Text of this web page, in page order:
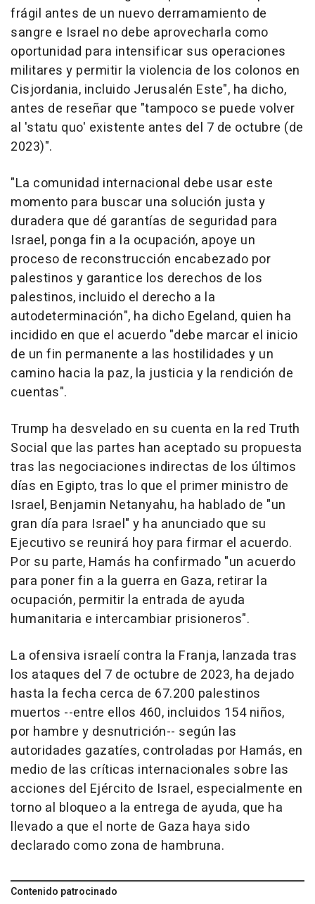
frágil antes de un nuevo derramamiento de
sangre e Israel no debe aprovecharla como
oportunidad para intensificar sus operaciones
militares y permitir la violencia de los colonos en
Cisjordania, incluido Jerusalén Este", ha dicho,
antes de reseñar que "tampoco se puede volver
al 'statu quo' existente antes del 7 de octubre (de
2023)".
"La comunidad internacional debe usar este
momento para buscar una solución justa y
duradera que dé garantías de seguridad para
Israel, ponga fin a la ocupación, apoye un
proceso de reconstrucción encabezado por
palestinos y garantice los derechos de los
palestinos, incluido el derecho a la
autodeterminación", ha dicho Egeland, quien ha
incidido en que el acuerdo "debe marcar el inicio
de un fin permanente a las hostilidades y un
camino hacia la paz, la justicia y la rendición de
cuentas".
Trump ha desvelado en su cuenta en la red Truth
Social que las partes han aceptado su propuesta
tras las negociaciones indirectas de los últimos
días en Egipto, tras lo que el primer ministro de
Israel, Benjamin Netanyahu, ha hablado de "un
gran día para Israel" y ha anunciado que su
Ejecutivo se reunirá hoy para firmar el acuerdo.
Por su parte, Hamás ha confirmado "un acuerdo
para poner fin a la guerra en Gaza, retirar la
ocupación, permitir la entrada de ayuda
humanitaria e intercambiar prisioneros".
La ofensiva israelí contra la Franja, lanzada tras
los ataques del 7 de octubre de 2023, ha dejado
hasta la fecha cerca de 67.200 palestinos
muertos --entre ellos 460, incluidos 154 niños,
por hambre y desnutrición-- según las
autoridades gazatíes, controladas por Hamás, en
medio de las críticas internacionales sobre las
acciones del Ejército de Israel, especialmente en
torno al bloqueo a la entrega de ayuda, que ha
llevado a que el norte de Gaza haya sido
declarado como zona de hambruna.
Contenido patrocinado